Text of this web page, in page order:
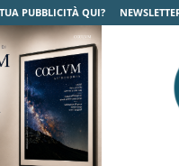
PUBBLICITÀ QUI?